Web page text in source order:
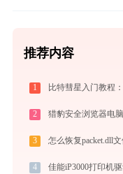
推荐内容
1 比特彗星入门教程
2
3 怎么恢复packet.dll
4 佳能iP3000打印机